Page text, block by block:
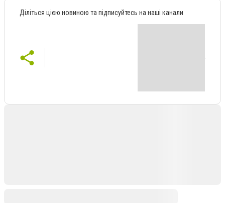
Діліться цією новиною та підписуйтесь на наші канали